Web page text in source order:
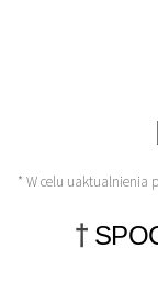
* W celu uaktualnienia
†